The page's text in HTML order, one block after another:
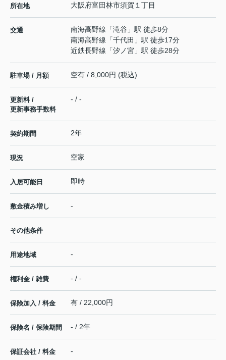
所在地 大阪府富田林市須賀 １丁目
交通 南海高野線 「滝谷 」駅 徒歩8分
南海高野線 「千代田 」駅 徒歩17分
近鉄長野線 「汐ノ宮 」駅 徒歩28分
駐車場 / 月額 空有 / 8,000円 (税込)
更新料 /
更新事務手数料
- / -
契約期間 2年
現況 空家
入居可能日 即時
敷金積み増し -
その他条件
用途地域 -
権利金 / 雑費 - / -
保険加入 / 料金 有 / 22,000円
保険名 / 保険期間 - / 2年
保証会社 / 料金
-